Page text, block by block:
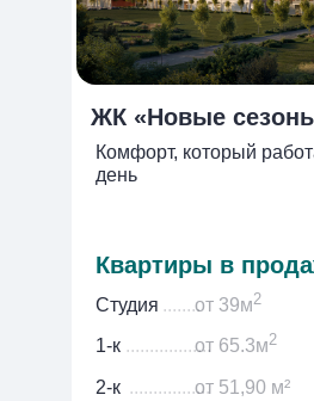
.................от 51,90 м²
2-к
1-к
........
..................
от 39м2
от 65.3м2
Студия
Комфорт, который
день
Квартиры в
ЖК «Новые
+7 (800) 550-53-07
г. Краснодар, ул. 2-я Ямальская, д.
Отдел снабжения